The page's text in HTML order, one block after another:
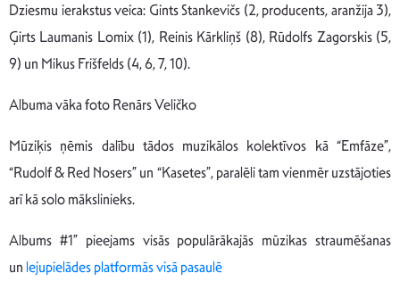
Dziesmu ierakstus veica: Gints Stankevičs (2, producents, aranžija 3),
Ģirts Laumanis Lomix (1), Reinis Kārkliņš (8), Rūdolfs Zagorskis (5,
9) un Mikus Frišfelds (4, 6, 7, 10).
Albuma vāka foto Renārs Veličko
Mūziķis ņēmis dalību tādos muzikālos kolektīvos kā “Emfāze”,
“Rudolf & Red Nosers” un “Kasetes”, paralēli tam vienmēr uzstājoties
arī kā solo mākslinieks.
Albums #1” pieejams visās populārākajās mūzikas straumēšanas
un lejupielādes platformās visā pasaulē